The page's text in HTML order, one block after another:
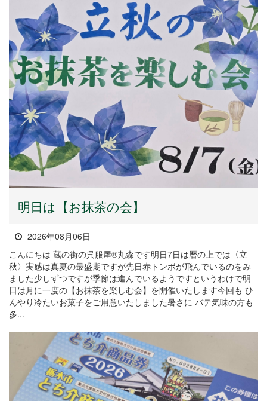
明日は【お抹茶の会】
2026年08月06日
こんにちは 蔵の街の呉服屋®丸森です明日7日は暦の上では〈立
秋〉実感は真夏の最盛期ですが先日赤トンボが飛んでいるのをみ
ました少しずつですが季節は進んでいるようですというわけで明
日は月に一度の【お抹茶を楽しむ会】を開催いたします今回も ひ
んやり冷たいお菓子をご用意いたしました暑さに バテ気味の方も
多...